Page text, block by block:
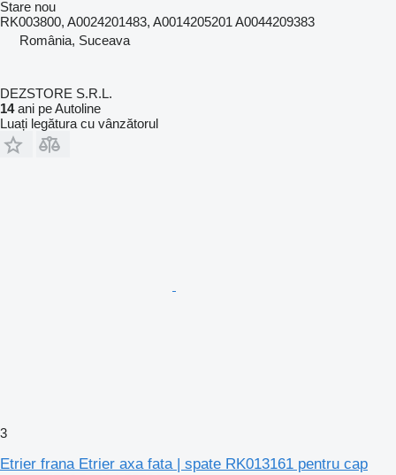
Stare nou
RK003800, A0024201483, A0014205201 A0044209383
România, Suceava
DEZSTORE S.R.L.
14ani pe Autoline
Luați legătura cu vânzătorul
3
Etrier frana Etrier axa fata | spate RK013161 pentru cap